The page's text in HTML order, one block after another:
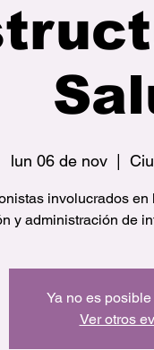
lun 06 de nov
involucrados
y administración de
Ya no es
Ver otros